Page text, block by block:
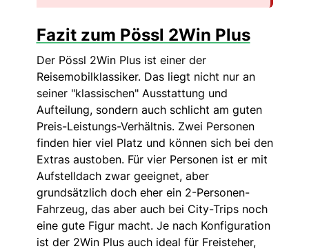
Fazit zum Pössl 2Win Plus
Der Pössl 2Win Plus ist einer der
Reisemobilklassiker. Das liegt nicht nur an
seiner "klassischen" Ausstattung und
Aufteilung, sondern auch schlicht am guten
Preis-Leistungs-Verhältnis. Zwei Personen
finden hier viel Platz und können sich bei den
Extras austoben. Für vier Personen ist er mit
Aufstelldach zwar geeignet, aber
grundsätzlich doch eher ein 2-Personen-
Fahrzeug, das aber auch bei City-Trips noch
eine gute Figur macht. Je nach Konfiguration
ist der 2Win Plus auch ideal für Freisteher,